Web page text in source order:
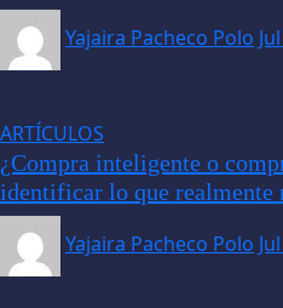
Yajaira Pacheco Polo
ARTÍCULOS
¿Compra inteligente o
identificar lo que realmente
Yajaira Pacheco Polo